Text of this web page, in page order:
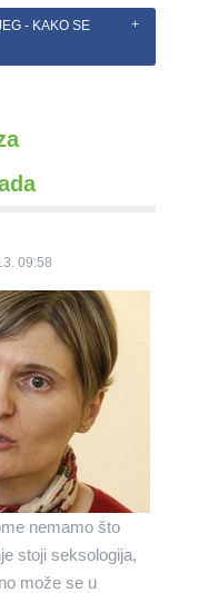
- KAKO SE
09:58
nemamo što
stoji seksologija,
može se u